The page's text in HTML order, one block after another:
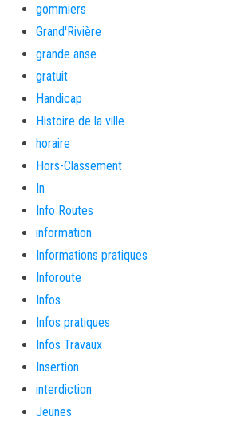
gommiers
Grand'Rivière
grande anse
gratuit
Handicap
Histoire de la ville
horaire
Hors-Classement
In
Info Routes
information
Informations pratiques
Inforoute
Infos
Infos pratiques
Infos Travaux
Insertion
interdiction
Jeunes